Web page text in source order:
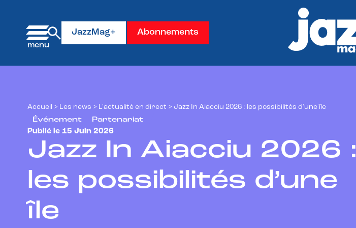
JazzMag+ Abonnements
Accueil > Les news > L'actualité en direct > Jazz In Aiacciu 2026 : les possibilités d’une île
Événement
Partenariat
Publié le 15 Juin 2026
Jazz In Aiacciu 2026 :
les possibilités d’une
île